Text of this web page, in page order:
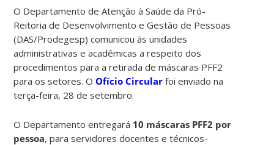
O Departamento de Atenção à Saúde da Pró-
Reitoria de Desenvolvimento e Gestão de Pessoas
(DAS/Prodegesp) comunicou às unidades
administrativas e acadêmicas a respeito dos
procedimentos para a retirada de máscaras PFF2
para os setores. OOfício Circular foi enviado na
terça-feira, 28 de setembro.
O Departamento entregará 10 máscaras PFF2 por
pessoa, para servidores docentes e técnicos-